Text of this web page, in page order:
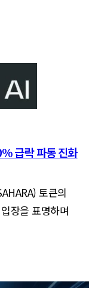
급락 파동 진화
토큰의
장을 표명하며